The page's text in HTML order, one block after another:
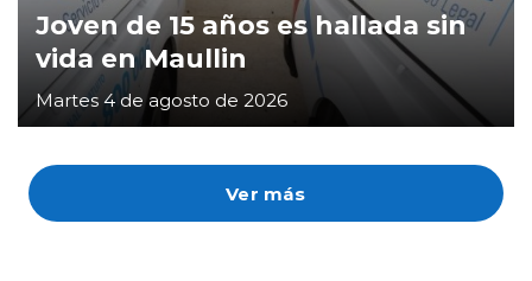
Ver más
Joven de 15 años es hallada sin
vida en Maullin
Martes 4 de agosto de 2026